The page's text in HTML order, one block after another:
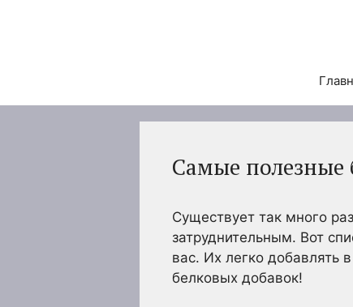
Самые полезные
Существует так много
затруднительным. Вот
вас. Их легко добавлять
белковых добавок!